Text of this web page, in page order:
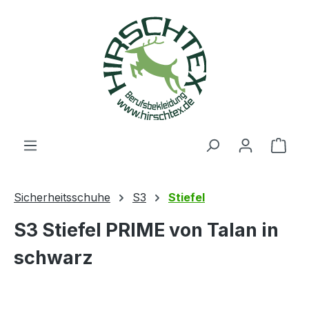
Sicherheitsschuhe S3 Stiefel
S3 Stiefel PRIME von Talan in
schwarz